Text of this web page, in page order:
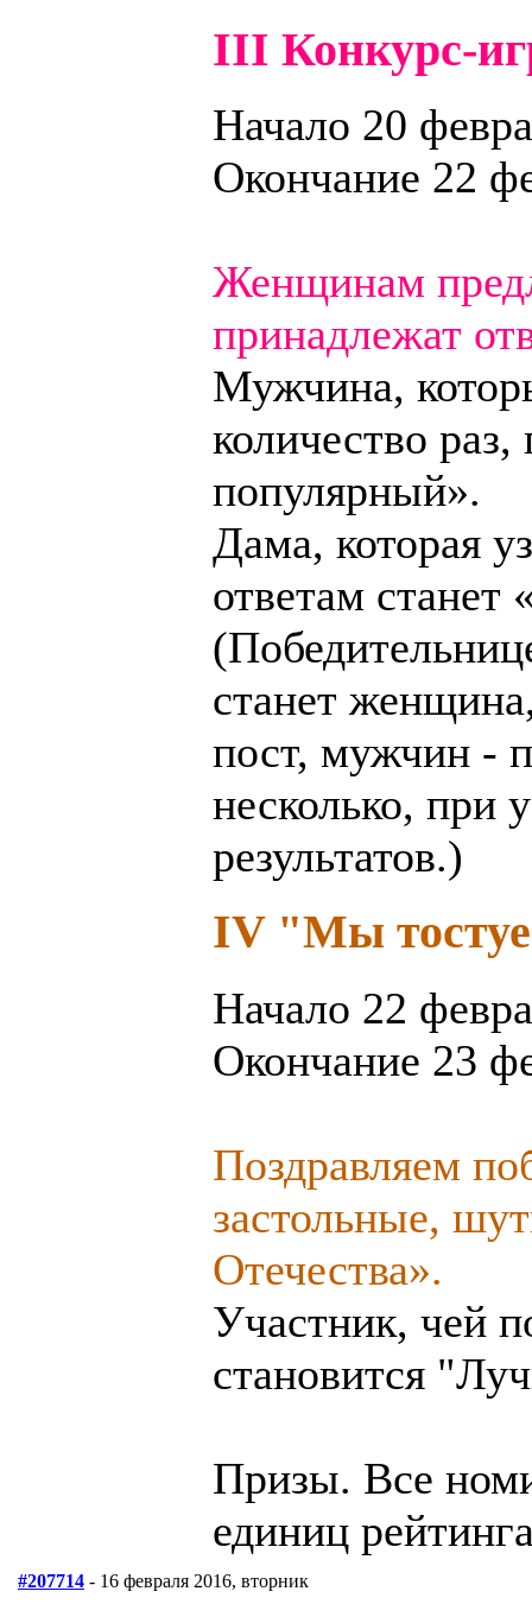
III Конкурс-
Начало 20
Окончание 22
Женщинам
принадлежат
Мужчина,
количество
популярный».
Дама, которая
ответам
станет
пост, мужчин -
несколько, при
результатов.)
IV "Мы
Начало 22
Окончание 23
Поздравляем
застольные,
Отечества».
Участник, чей
становится
Призы. Все
единиц
#207714 - 16 февраля 2016, вторник